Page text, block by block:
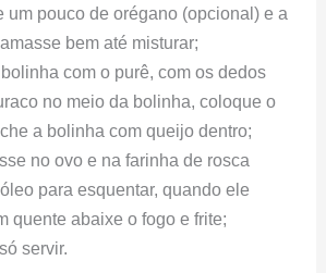
um pouco de orégano (opcional) e a
bem até misturar;
com o purê, com os dedos
no meio da bolinha, coloque o
a bolinha com queijo dentro;
no ovo e na farinha de rosca
para esquentar, quando ele
quente abaixe o fogo e frite;
servir.